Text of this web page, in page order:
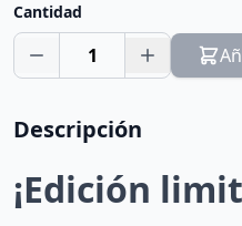
Cantidad
1
Descripción
¡Edición